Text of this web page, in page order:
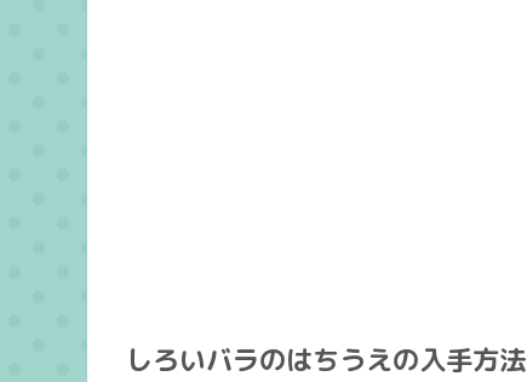
しろいバラのはちうえの入手方法